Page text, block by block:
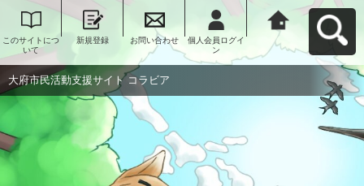
このサイトにつ
いて
新規登録 お問い合わせ
個人会員ログイ
ン
大府市民活動支
援サイト コラビ
アへ戻る
大府市民活動支援サイト コラビア